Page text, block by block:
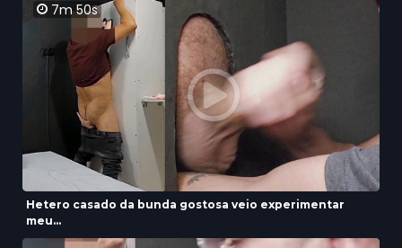
7m 50s
Hetero casado da bunda gostosa veio experimentar
meu...